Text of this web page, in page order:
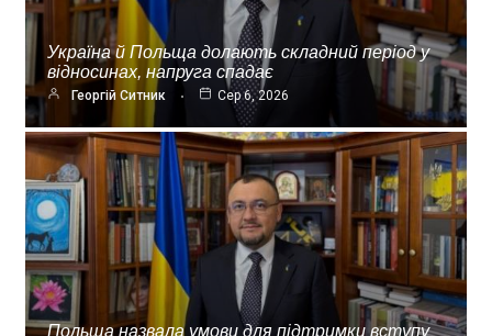
Україна й Польща долають складний період у
відносинах, напруга спадає
Георгій Ситник Сер 6, 2026
Польща назвала умови для підтримки вступу